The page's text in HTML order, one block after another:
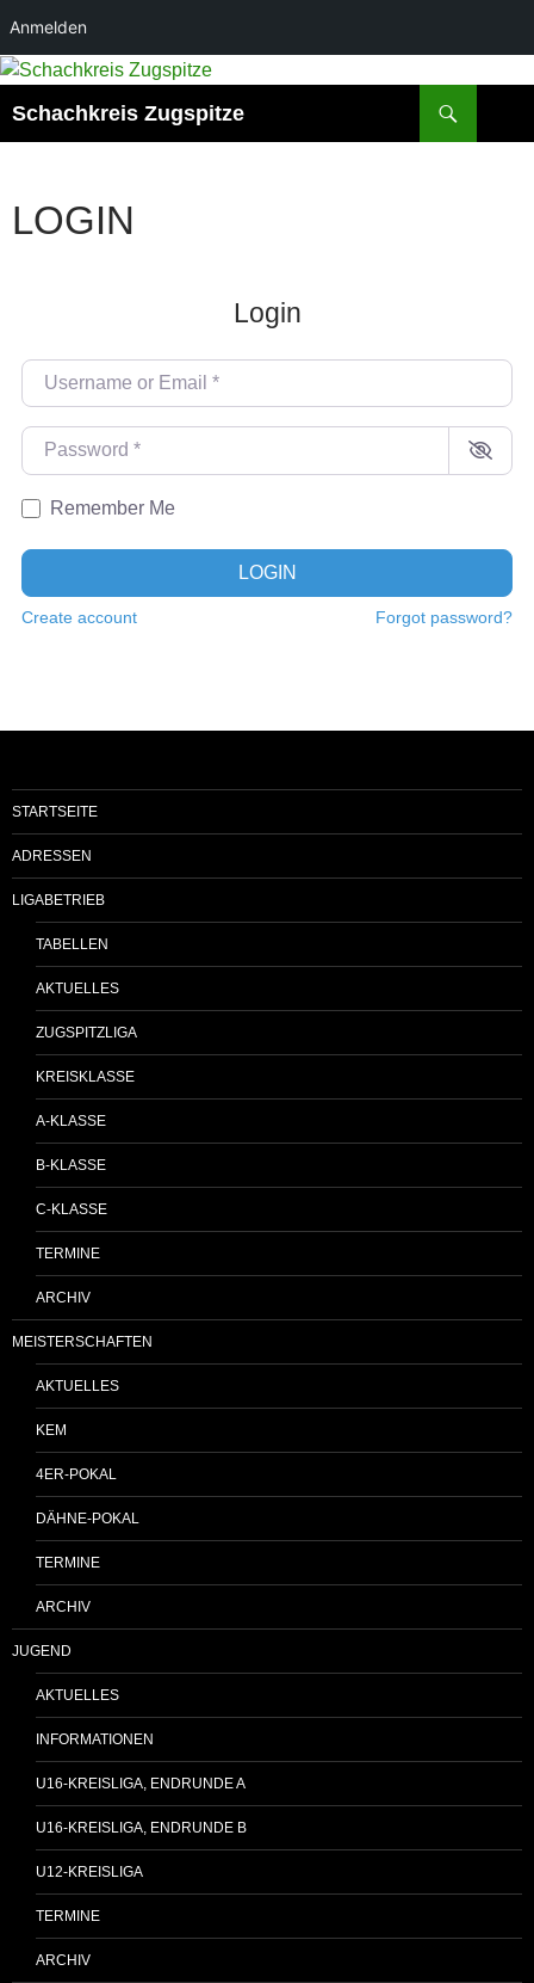
Anmelden
Zum
springen
Schachkreis Zugspitze
LOGIN
Login
Username or Email
Password
Remember Me
LOGIN
Create account Forgot password?
STARTSEITE
ADRESSEN
LIGABETRIEB
TABELLEN
AKTUELLES
ZUGSPITZLIGA
KREISKLASSE
A-KLASSE
B-KLASSE
C-KLASSE
TERMINE
ARCHIV
MEISTERSCHAFTEN
AKTUELLES
KEM
4ER-POKAL
DÄHNE-POKAL
TERMINE
ARCHIV
JUGEND
AKTUELLES
INFORMATIONEN
U16-KREISLIGA, ENDRUNDE A
U16-KREISLIGA, ENDRUNDE B
U12-KREISLIGA
TERMINE
ARCHIV